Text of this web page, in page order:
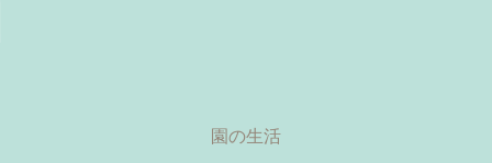
園の生活